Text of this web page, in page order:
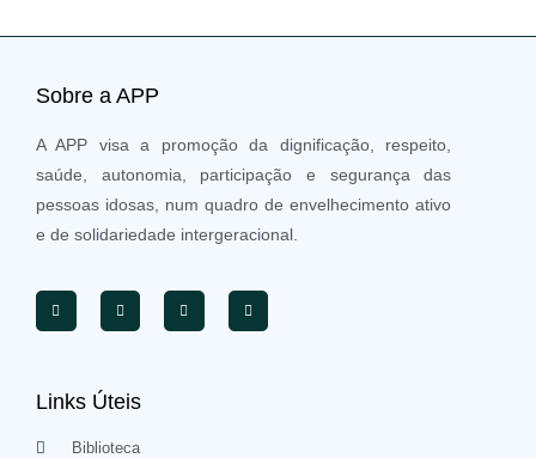
Sobre a APP
A APP visa a promoção da dignificação, respeito,
saúde, autonomia, participação e segurança das
pessoas idosas, num quadro de envelhecimento ativo
e de solidariedade intergeracional.
Links Úteis
Biblioteca